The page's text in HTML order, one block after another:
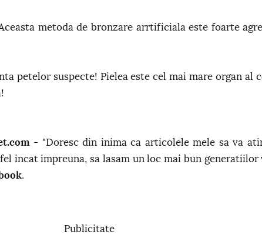
metoda de bronzare arrtificiala este foarte
petelor suspecte! Pielea este cel mai mare organ al
- "Doresc din inima ca articolele mele sa va
incat impreuna, sa lasam un loc mai bun generatiilor
.
Publicitate